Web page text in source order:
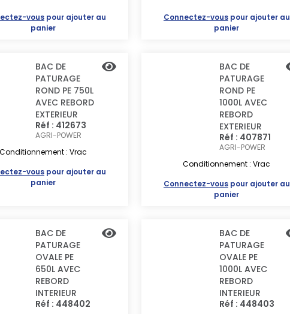
vous pour ajouter au
panier
Connectez-vouspour ajouter au
panier
BAC DE
PATURAGE
ROND PE 750L
AVEC REBORD
EXTERIEUR
Réf : 412673
AGRI-POWER
: Vrac
vous pour ajouter au
panier
BAC DE
PATURAGE
ROND PE
1000L AVEC
REBORD
EXTERIEUR
Réf : 407871
AGRI-POWER
Conditionnement : Vrac
Connectez-vouspour ajouter au
panier
BAC DE
PATURAGE
OVALE PE
650L AVEC
REBORD
INTERIEUR
Réf : 448402
BAC DE
PATURAGE
OVALE PE
1000L AVEC
REBORD
INTERIEUR
Réf : 448403